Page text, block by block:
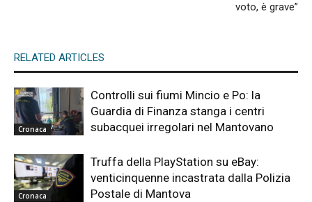
voto, è grave”
RELATED ARTICLES
Cronaca
Controlli sui fiumi Mincio e Po: la
Guardia di Finanza stanga i centri
subacquei irregolari nel Mantovano
Cronaca
Truffa della PlayStation su eBay:
venticinquenne incastrata dalla Polizia
Postale di Mantova